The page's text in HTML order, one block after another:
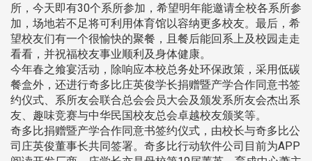
所，今天即有30个系所参加，希望明年能邀请全校各系所参
加，场地若不足将可利用体育馆以容纳更多校友。最后，希
望校友们有一个很愉快的聚餐，且餐后能回系上及校园走走
看看，并祝福校友事业顺利及身体健康。
今年春之飨宴活动，除响应本校总务处环保政策，采用低碳
餐盒外，还进行奇多比庄英俊学长捐赠暨产学合作同意书签
约仪式、系所友会联合总会会员大会及颁发系所友会杰出系
友、趣味竞赛与中华民国校友总会卓越校友颁奖等。
奇多比捐赠暨产学合作同意书签约仪式，由校长与奇多比公
司庄英俊董事长共同签署。奇多比行动软件公司目前为APP